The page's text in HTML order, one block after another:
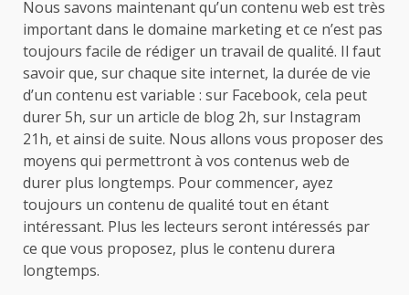
Nous savons maintenant qu’un contenu web est très
important dans le domaine marketing et ce n’est pas
toujours facile de rédiger un travail de qualité. Il faut
savoir que, sur chaque site internet, la durée de vie
d’un contenu est variable : sur Facebook, cela peut
durer 5h, sur un article de blog 2h, sur Instagram
21h, et ainsi de suite. Nous allons vous proposer des
moyens qui permettront à vos contenus web de
durer plus longtemps. Pour commencer, ayez
toujours un contenu de qualité tout en étant
intéressant. Plus les lecteurs seront intéressés par
ce que vous proposez, plus le contenu durera
longtemps.